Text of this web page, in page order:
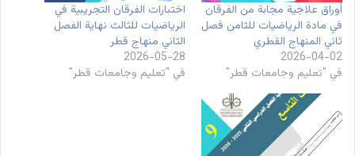
أوراق علاجية مجابة من الفرقان
في مادة الرياضيات للثامن فصل
ثاني المنهاج القطري
2026-04-02
في "تعليم وجامعات قطر"
اختبارات الفرقان التجريبية في
الرياضيات للثالث نهاية الفصل
الثاني منهاج قطر
2026-05-28
في "تعليم وجامعات قطر"